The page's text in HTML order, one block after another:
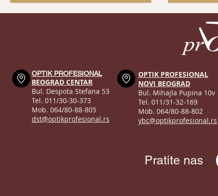
kontaktnih sočiva
OPTIK PROFESIONAL
BEOGRAD CENTAR
Bul. Despota Stefana 53
Tel. 011/30-30-373
Mob. 064/80-88-805
dst@optikprofesional.rs
OPTIK PROFESIONAL
NOVI BEOGRAD
Bul. Mihajla Pupina 10v
Tel. 011/31-32-169
Mob. 064/80-88-802
ybc@optikprofesional.rs
Pratite nas